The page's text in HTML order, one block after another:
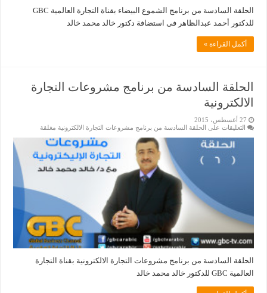
الحلقة السادسة من برنامج الشموع البيضاء بقناة التجارة العالمية GBC
للدكتور أحمد عبدالظاهر فى استضافة دكتور خالد محمد خالد
أكمل القراءة »
الحلقة السادسة من برنامج مشروعات التجارة
الالكترونية
27 أغسطس، 2015
التعليقات على الحلقة السادسة من برنامج مشروعات التجارة الالكترونية مغلقة
الحلقة السادسة من برنامج مشروعات التجارة الالكترونية بقناة التجارة
العالمية GBC للدكتور خالد محمد خالد